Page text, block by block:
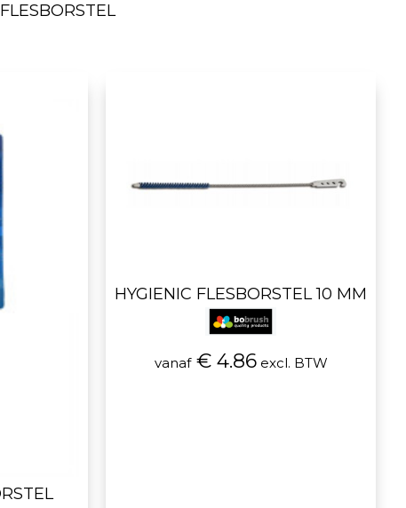
HYGIENIC FLESBORSTEL 10 MM
vanaf€ 4.86excl. BTW